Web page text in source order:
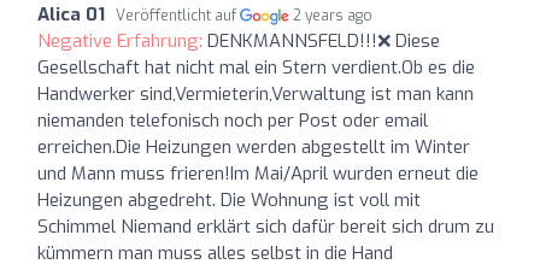
Alica 01 Veröffentlicht auf 2 years ago
Negative Erfahrung: DENKMANNSFELD!!!❌ Diese
Gesellschaft hat nicht mal ein Stern verdient.Ob es die
Handwerker sind,Vermieterin,Verwaltung ist man kann
niemanden telefonisch noch per Post oder email
erreichen.Die Heizungen werden abgestellt im Winter
und Mann muss frieren!Im Mai/April wurden erneut die
Heizungen abgedreht. Die Wohnung ist voll mit
Schimmel Niemand erklärt sich dafür bereit sich drum zu
kümmern man muss alles selbst in die Hand